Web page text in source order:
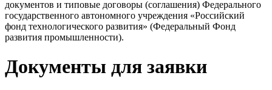
документов и типовые договоры (соглашения) Федерального
государственного автономного учреждения «Российский
фонд технологического развития» (Федеральный Фонд
развития промышленности).
Документы для заявки